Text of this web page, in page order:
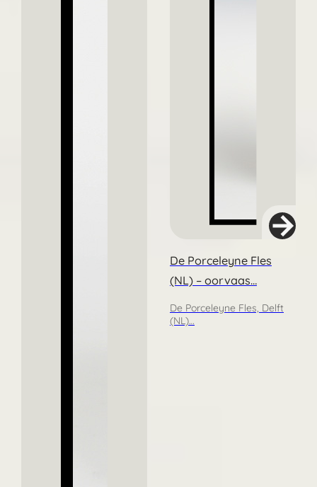
De Porceleyne Fles
(NL) – oorvaas…
De Porceleyne Fles, Delft
(NL)…